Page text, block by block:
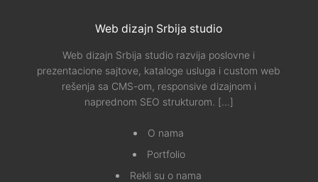
Web dizajn Srbija studio
Web dizajn Srbija studio razvija poslovne i
prezentacione sajtove, kataloge usluga i custom web
rešenja sa CMS-om, responsive dizajnom i
naprednom SEO strukturom. [...]
O nama
Portfolio
Rekli su o nama